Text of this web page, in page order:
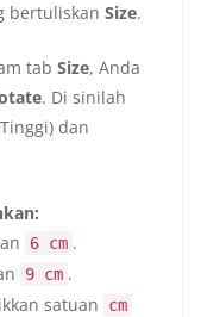
bertuliskan Size.
tab Size, Anda
. Di sinilah
dan
6 cm .
9 cm .
satuan cm